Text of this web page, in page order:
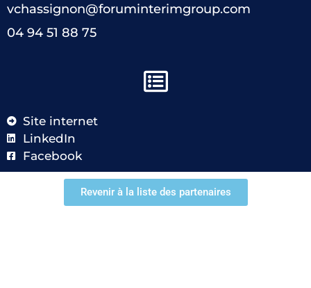
vchassignon@foruminterimgroup.com
04 94 51 88 75
Site internet
LinkedIn
Facebook
Revenir à la liste des partenaires